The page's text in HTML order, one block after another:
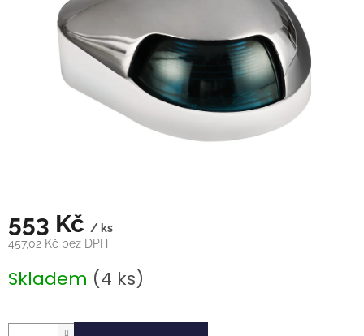
hvězdiček.
553 Kč / ks
457,02 Kč bez DPH
cena:
Skladem (4 ks)